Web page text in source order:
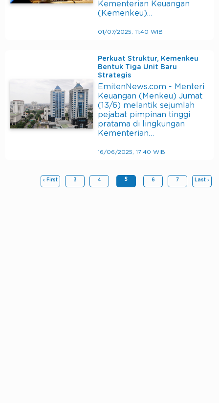
Kementerian Keuangan
(Kemenkeu)…
01/07/2025, 11:40 WIB
Perkuat Struktur, Kemenkeu
Bentuk Tiga Unit Baru
Strategis
EmitenNews.com - Menteri
Keuangan (Menkeu) Jumat
(13/6) melantik sejumlah
pejabat pimpinan tinggi
pratama di lingkungan
Kementerian…
16/06/2025, 17:40 WIB
‹ First 3 4 5 6 7 Last ›